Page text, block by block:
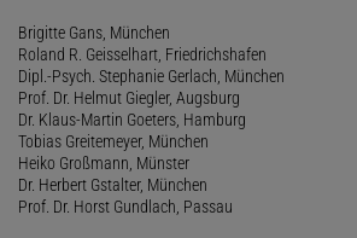
Brigitte Gans, München
Roland R. Geisselhart, Friedrichshafen
Dipl.-Psych. Stephanie Gerlach, München
Prof. Dr. Helmut Giegler, Augsburg
Dr. Klaus-Martin Goeters, Hamburg
Tobias Greitemeyer, München
Heiko Großmann, Münster
Dr. Herbert Gstalter, München
Prof. Dr. Horst Gundlach, Passau